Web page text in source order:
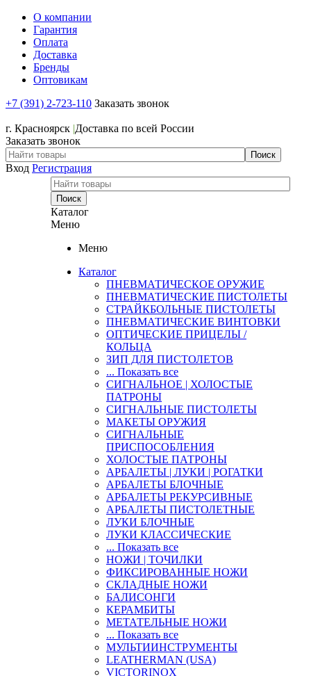
О компании
Гарантия
Оплата
Доставка
Бренды
Оптовикам
+7 (391) 2-723-110 Заказать звонок
г. Красноярск |Доставка по всей России
Заказать звонок
Вход Регистрация
Каталог
Меню
Меню
Каталог
ПНЕВМАТИЧЕСКОЕ ОРУЖИЕ
ПНЕВМАТИЧЕСКИЕ ПИСТОЛЕТЫ
СТРАЙКБОЛЬНЫЕ ПИСТОЛЕТЫ
ПНЕВМАТИЧЕСКИЕ ВИНТОВКИ
ОПТИЧЕСКИЕ ПРИЦЕЛЫ /
КОЛЬЦА
ЗИП ДЛЯ ПИСТОЛЕТОВ
... Показать все
СИГНАЛЬНОЕ | ХОЛОСТЫЕ
ПАТРОНЫ
СИГНАЛЬНЫЕ ПИСТОЛЕТЫ
МАКЕТЫ ОРУЖИЯ
СИГНАЛЬНЫЕ
ПРИСПОСОБЛЕНИЯ
ХОЛОСТЫЕ ПАТРОНЫ
АРБАЛЕТЫ | ЛУКИ | РОГАТКИ
АРБАЛЕТЫ БЛОЧНЫЕ
АРБАЛЕТЫ РЕКУРСИВНЫЕ
АРБАЛЕТЫ ПИСТОЛЕТНЫЕ
ЛУКИ БЛОЧНЫЕ
ЛУКИ КЛАССИЧЕСКИЕ
... Показать все
НОЖИ | ТОЧИЛКИ
ФИКСИРОВАННЫЕ НОЖИ
СКЛАДНЫЕ НОЖИ
БАЛИСОНГИ
КЕРАМБИТЫ
МЕТАТЕЛЬНЫЕ НОЖИ
... Показать все
МУЛЬТИИНСТРУМЕНТЫ
LEATHERMAN (USA)
VICTORINOX